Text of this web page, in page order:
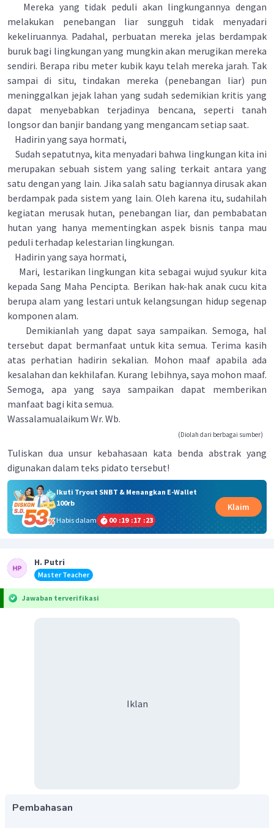
Mereka yang tidak peduli akan lingkungannya dengan
melakukan penebangan liar sungguh tidak menyadari
kekeliruannya. Padahal, perbuatan mereka jelas berdampak
buruk bagi lingkungan yang mungkin akan merugikan mereka
sendiri. Berapa ribu meter kubik kayu telah mereka jarah. Tak
sampai di situ, tindakan mereka (penebangan liar) pun
meninggalkan jejak lahan yang sudah sedemikian kritis yang
dapat menyebabkan terjadinya bencana, seperti tanah
longsor dan banjir bandang yang mengancam setiap saat.
Hadirin yang saya hormati,
Sudah sepatutnya, kita menyadari bahwa lingkungan kita ini
merupakan sebuah sistem yang saling terkait antara yang
satu dengan yang lain. Jika salah satu bagiannya dirusak akan
berdampak pada sistem yang lain. Oleh karena itu, sudahilah
kegiatan merusak hutan, penebangan liar, dan pembabatan
hutan yang hanya mementingkan aspek bisnis tanpa mau
peduli terhadap kelestarian lingkungan.
Hadirin yang saya hormati,
Mari, lestarikan lingkungan kita sebagai wujud syukur kita
kepada Sang Maha Pencipta. Berikan hak-hak anak cucu kita
berupa alam yang lestari untuk kelangsungan hidup segenap
komponen alam.
Demikianlah yang dapat saya sampaikan. Semoga, hal
tersebut dapat bermanfaat untuk kita semua. Terima kasih
atas perhatian hadirin sekalian. Mohon maaf apabila ada
kesalahan dan kekhilafan. Kurang lebihnya, saya mohon maaf.
Semoga, apa yang saya sampaikan dapat memberikan
manfaat bagi kita semua.
Wassalamualaikum Wr. Wb.
(Diolah dari berbagai sumber)
Tuliskan dua unsur kebahasaan kata benda abstrak yang
digunakan dalam teks pidato tersebut!
Ikuti Tryout SNBT & Menangkan E-Wallet
100rb
Habis dalam
00 :19 :17 :22
Klaim
H. Putri
Master Teacher
Jawaban terverifikasi
Iklan
Pembahasan